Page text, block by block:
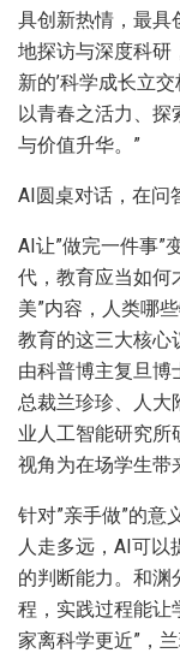
具创新热情，最具
地探访与深度科研
新的’科学成长立
以青春之活力、探
与价值升华。”
AI圆桌对话，在问
AI让”做完一件事”
代，教育应当如何
美”内容，人类哪
教育的这三大核心
由科普博主复旦博
总裁兰珍珍、人大
业人工智能研究所
视角为在场学生带
针对”亲手做”的意
人走多远，AI可以
的判断能力。和渊
程，实践过程能让
家离科学更近”，